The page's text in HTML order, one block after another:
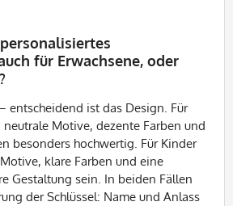
für Erwachsene, oder
entscheidend ist das Design. Für
neutrale Motive, dezente Farben und
besonders hochwertig. Für Kinder
klare Farben und eine
Gestaltung sein. In beiden Fällen
der Schlüssel: Name und Anlass